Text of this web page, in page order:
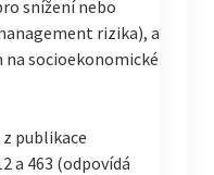
snížení nebo
rizika), a
na socioekonomické
publikace
a 463 (odpovídá